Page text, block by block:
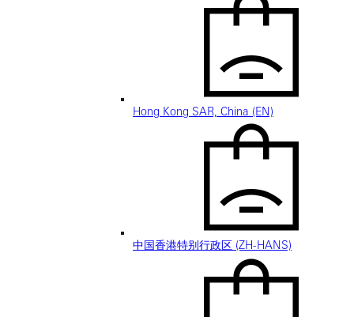
Hong Kong SAR, China (EN)
中国香港特别行政区 (ZH-HANS)